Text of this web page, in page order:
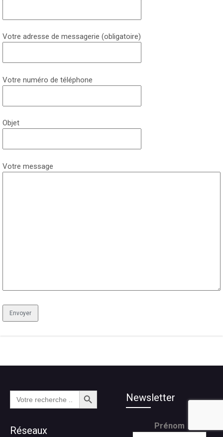
Votre adresse de messagerie (obligatoire)
Votre numéro de téléphone
Objet
Votre message
Search
for:
Search Button
Réseaux
Newsletter
Prénom